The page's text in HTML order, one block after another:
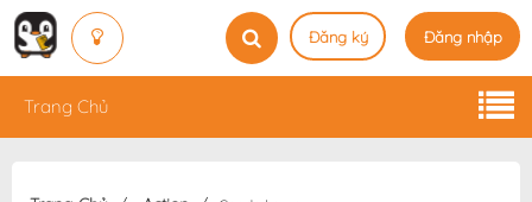
Đăng ký Đăng nhập
Trang Chủ